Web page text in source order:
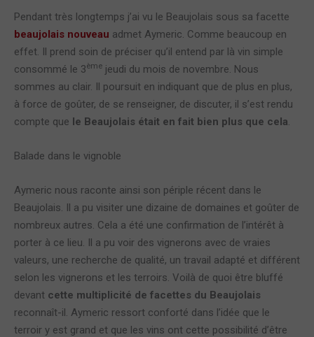
Pendant très longtemps j’ai vu le Beaujolais sous sa facette
beaujolais nouveau admet Aymeric. Comme beaucoup en
effet. Il prend soin de préciser qu’il entend par là vin simple
consommé le 3ème jeudi du mois de novembre. Nous
sommes au clair. Il poursuit en indiquant que de plus en plus,
à force de goûter, de se renseigner, de discuter, il s’est rendu
compte que le Beaujolais était en fait bien plus que cela.
Balade dans le vignoble
Aymeric nous raconte ainsi son périple récent dans le
Beaujolais. Il a pu visiter une dizaine de domaines et goûter de
nombreux autres. Cela a été une confirmation de l’intérêt à
porter à ce lieu. Il a pu voir des vignerons avec de vraies
valeurs, une recherche de qualité, un travail adapté et différent
selon les vignerons et les terroirs. Voilà de quoi être bluffé
devant cette multiplicité de facettes du Beaujolais
reconnaît-il. Aymeric ressort conforté dans l’idée que le
terroir y est grand et que les vins ont cette possibilité d’être